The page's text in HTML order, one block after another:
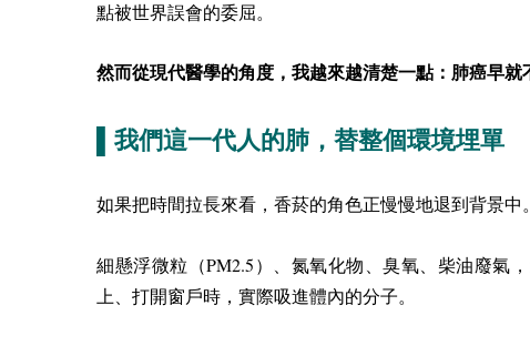
點被世界誤會的委屈。
然而從現代醫學的角度，我越來越清楚一點：肺癌早就
▌我們這一代人的肺，替整個環境埋單
如果把時間拉長來看，香菸的角色正慢慢地退到背景中
細懸浮微粒（PM2.5 ）、氮氧化物、臭氧、柴油廢氣
上、打開窗戶時，實際吸進體內的分子。